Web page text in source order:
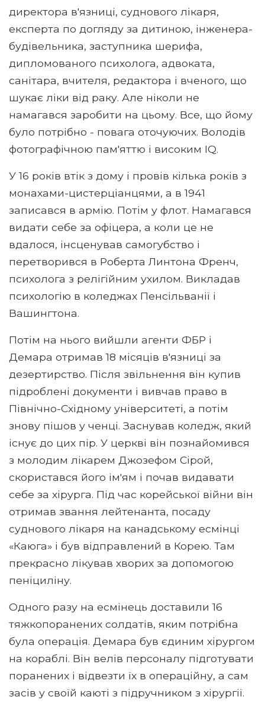
директора в'язниці, суднового лікаря,
експерта по догляду за дитиною, інженера-
будівельника, заступника шерифа,
дипломованого психолога, адвоката,
санітара, вчителя, редактора і вченого, що
шукає ліки від раку. Але ніколи не
намагався заробити на цьому. Все, що йому
було потрібно - повага оточуючих. Володів
фотографічною пам'яттю і високим IQ.
У 16 років втік з дому і провів кілька років з
монахами-цистерціанцями, а в 1941
записався в армію. Потім у флот. Намагався
видати себе за офіцера, а коли це не
вдалося, інсценував самогубство і
перетворився в Роберта Линтона Френч,
психолога з релігійним ухилом. Викладав
психологію в коледжах Пенсільванії і
Вашингтона.
Потім на нього вийшли агенти ФБР і
Демара отримав 18 місяців в'язниці за
дезертирство. Після звільнення він купив
підроблені документи і вивчав право в
Північно-Східному університеті, а потім
знову пішов у ченці. Заснував коледж, який
існує до цих пір. У церкві він познайомився
з молодим лікарем Джозефом Сірой,
скористався його ім'ям і почав видавати
себе за хірурга. Під час корейської війни він
отримав звання лейтенанта, посаду
суднового лікаря на канадському есмінці
«Каюга» і був відправлений в Корею. Там
прекрасно лікував хворих за допомогою
пеніциліну.
Одного разу на есмінець доставили 16
тяжкопоранених солдатів, яким потрібна
була операція. Демара був єдиним хірургом
на кораблі. Він велів персоналу підготувати
поранених і відвезти їх в операційну, а сам
засів у своїй каюті з підручником з хірургії.